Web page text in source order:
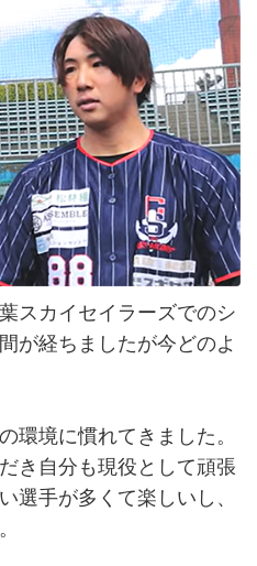
スカイセイラーズでのシ
が経ちましたが今どのよ
環境に慣れてきました。
き自分も現役として頑張
選手が多くて楽しいし、